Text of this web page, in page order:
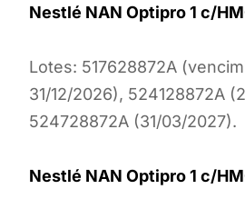
Nestlé NAN Optipro 1 c/
Lotes: 517628872A
31/12/2026), 524128872A
524728872A (31/03/2027).
Nestlé NAN Optipro 1 c/